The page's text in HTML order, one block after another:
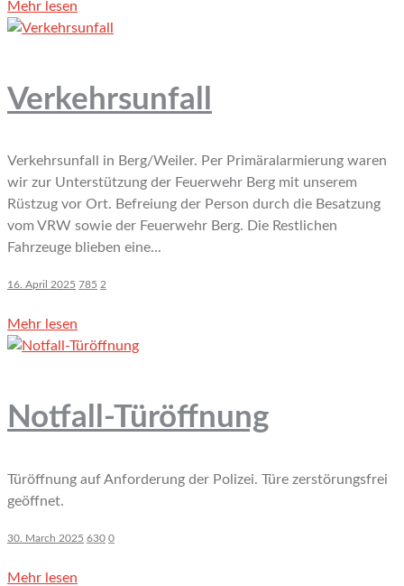
Mehr lesen
Verkehrsunfall
Verkehrsunfall in Berg/Weiler. Per Primäralarmierung waren
wir zur Unterstützung der Feuerwehr Berg mit unserem
Rüstzug vor Ort. Befreiung der Person durch die Besatzung
vom VRW sowie der Feuerwehr Berg. Die Restlichen
Fahrzeuge blieben eine...
16. April 2025 785 2
Mehr lesen
Notfall-Türöffnung
Türöffnung auf Anforderung der Polizei. Türe zerstörungsfrei
geöffnet.
30. March 2025 630 0
Mehr lesen